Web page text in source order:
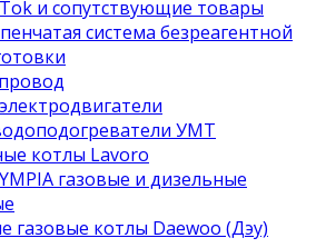
и сопутствующие товары
система безреагентной
УМТ
котлы Lavoro
газовые и дизельные
газовые котлы Daewoo (Дэу)